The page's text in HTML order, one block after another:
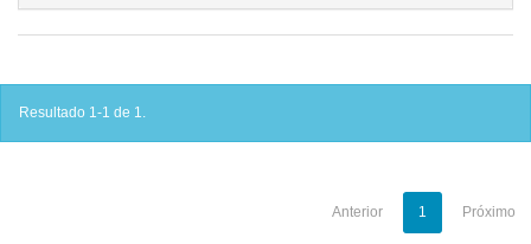
Resultado 1-1 de 1.
Anterior 1 Próximo